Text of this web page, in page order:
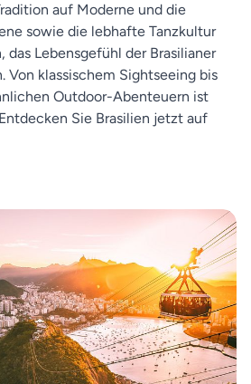
auf Moderne und die
sowie die lebhafte Tanzkultur
das Lebensgefühl der Brasilianer
Von klassischem Sightseeing bis
Outdoor-Abenteuern ist
Sie Brasilien jetzt auf